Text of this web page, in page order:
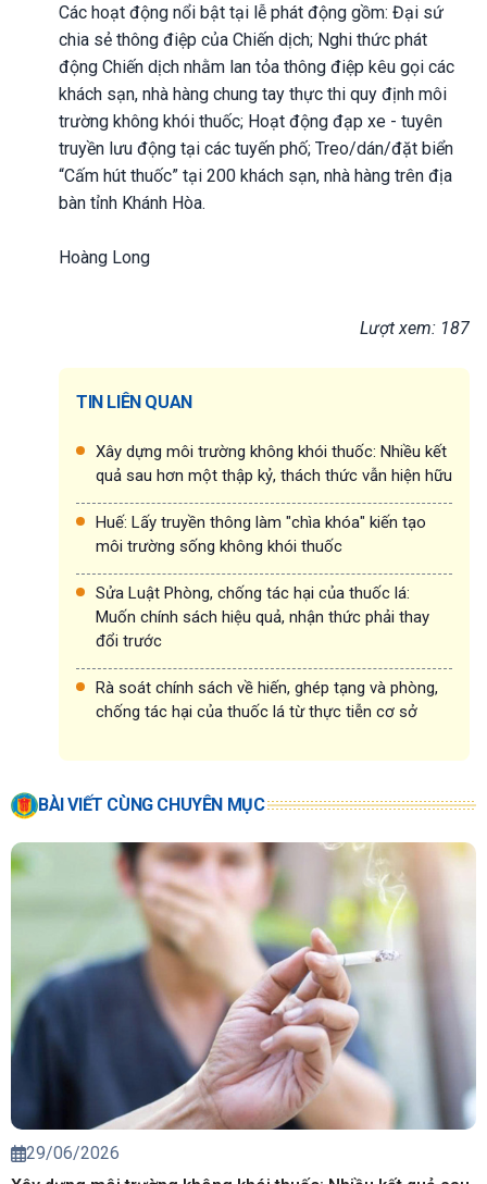
Các hoạt động nổi bật tại lễ phát động gồm: Đại sứ
chia sẻ thông điệp của Chiến dịch; Nghi thức phát
động Chiến dịch nhằm lan tỏa thông điệp kêu gọi các
khách sạn, nhà hàng chung tay thực thi quy định môi
trường không khói thuốc; Hoạt động đạp xe - tuyên
truyền lưu động tại các tuyến phố; Treo/dán/đặt biển
“Cấm hút thuốc” tại 200 khách sạn, nhà hàng trên địa
bàn tỉnh Khánh Hòa.
Hoàng Long
Lượt xem: 187
TIN LIÊN QUAN
Xây dựng môi trường không khói thuốc: Nhiều kết
quả sau hơn một thập kỷ, thách thức vẫn hiện hữu
Huế: Lấy truyền thông làm "chìa khóa" kiến tạo
môi trường sống không khói thuốc
Sửa Luật Phòng, chống tác hại của thuốc lá:
Muốn chính sách hiệu quả, nhận thức phải thay
đổi trước
Rà soát chính sách về hiến, ghép tạng và phòng,
chống tác hại của thuốc lá từ thực tiễn cơ sở
BÀI VIẾT CÙNG CHUYÊN MỤC
29/06/2026